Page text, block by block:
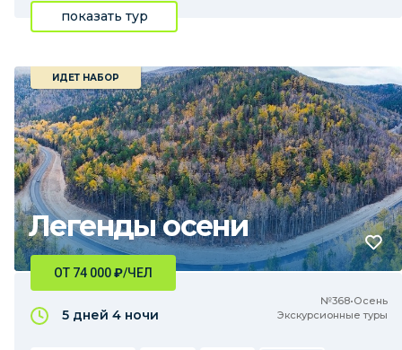
показать тур
Легенды осени
ИДЕТ НАБОР
№368•Осень
Экскурсионные туры
ОТ 74 000₽/ЧЕЛ
5 дней 4 ночи